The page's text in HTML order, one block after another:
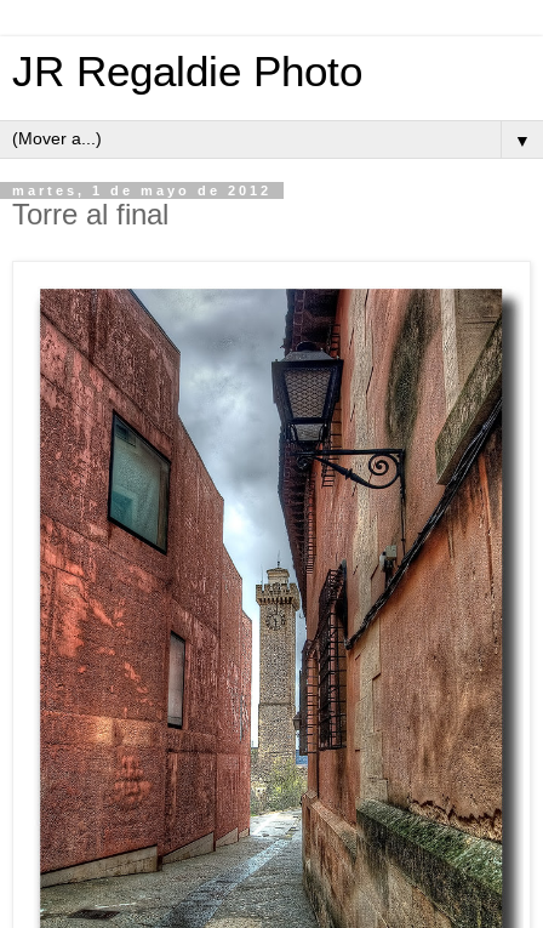
JR Regaldie Photo
▼
martes, 1 de mayo de 2012
Torre al final